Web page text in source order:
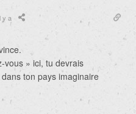
y a
vous » ici, tu devrais
ton pays imaginaire